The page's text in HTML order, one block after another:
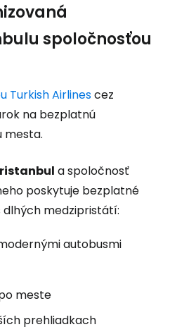
spoločnosťou
Turkish Airlinescez
na bezplatnú
mesta.
a spoločnosť
poskytuje bezplatné
medzipristátí:
autobusmi
meste
prehliadkach